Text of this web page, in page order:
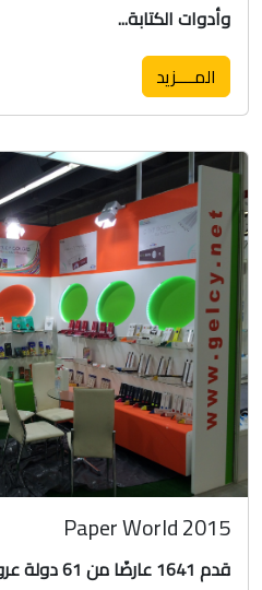
وأدوات الكتابة...
المــــزيد
Paper World 2015